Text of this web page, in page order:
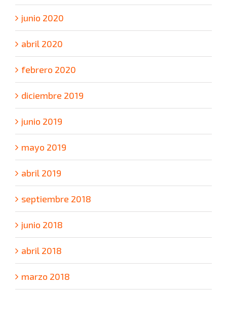
junio 2020
abril 2020
febrero 2020
diciembre 2019
junio 2019
mayo 2019
abril 2019
septiembre 2018
junio 2018
abril 2018
marzo 2018